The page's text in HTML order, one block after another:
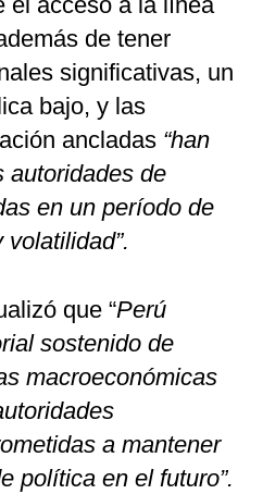
de tener
significativas, un
bajo, y las
ancladas “han
autoridades de
en un período de
que “Perú
sostenido de
macroeconómicas
a mantener
política en el futuro”.